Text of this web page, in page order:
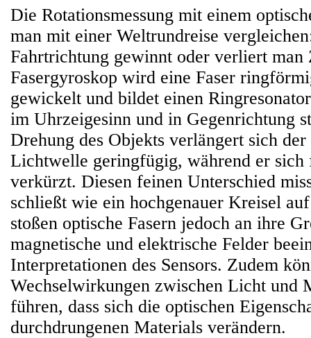
Die Rotationsmessung mit einem
man mit einer Weltrundreise
Fahrtrichtung gewinnt oder verliert man
Fasergyroskop wird eine Faser
gewickelt und bildet einen
im Uhrzeigesinn und in Gegenrichtung
Drehung des Objekts verlängert sich
Lichtwelle geringfügig, während er sich
verkürzt. Diesen feinen Unterschied
schließt wie ein hochgenauer Kreisel
stoßen optische Fasern jedoch an ihre
magnetische und elektrische Felder
Interpretationen des Sensors. Zudem
Wechselwirkungen zwischen Licht und
führen, dass sich die optischen
durchdrungenen Materials verändern.